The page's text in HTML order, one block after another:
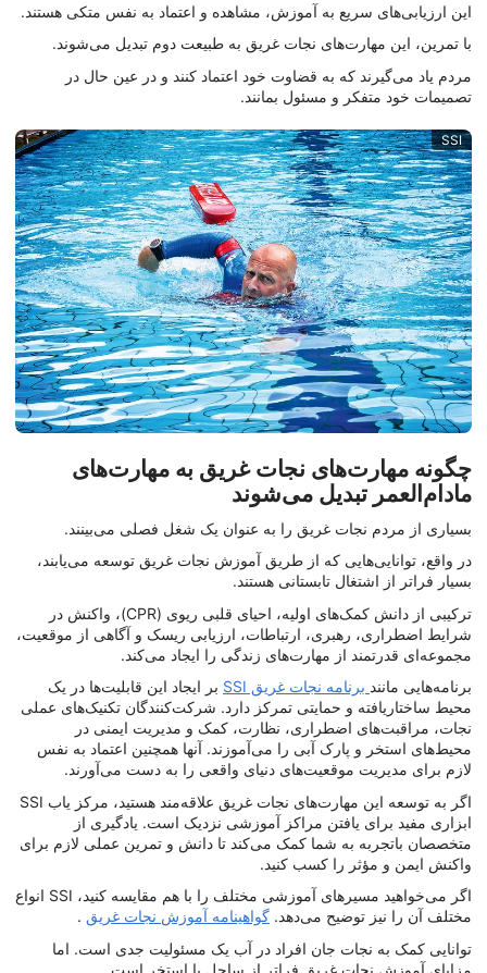
این ارزیابی‌های سریع به آموزش، مشاهده و اعتماد به نفس متکی هستند.
با تمرین، این مهارت‌های نجات غریق به طبیعت دوم تبدیل می‌شوند.
مردم یاد می‌گیرند که به قضاوت خود اعتماد کنند و در عین حال در
تصمیمات خود متفکر و مسئول بمانند.
SSI
چگونه مهارت‌های نجات غریق به مهارت‌های
مادام‌العمر تبدیل می‌شوند
بسیاری از مردم نجات غریق را به عنوان یک شغل فصلی می‌بینند.
در واقع، توانایی‌هایی که از طریق آموزش نجات غریق توسعه می‌یابند،
بسیار فراتر از اشتغال تابستانی هستند.
ترکیبی از دانش کمک‌های اولیه، احیای قلبی ریوی (CPR)، واکنش در
شرایط اضطراری، رهبری، ارتباطات، ارزیابی ریسک و آگاهی از موقعیت،
مجموعه‌ای قدرتمند از مهارت‌های زندگی را ایجاد می‌کند.
برنامه‌هایی مانند برنامه نجات غریق SSI
بر ایجاد این قابلیت‌ها در یک
محیط ساختاریافته و حمایتی تمرکز دارد. شرکت‌کنندگان تکنیک‌های عملی
نجات، مراقبت‌های اضطراری، نظارت، کمک و مدیریت ایمنی در
محیط‌های استخر و پارک آبی را می‌آموزند. آنها همچنین اعتماد به نفس
لازم برای مدیریت موقعیت‌های دنیای واقعی را به دست می‌آورند.
اگر به توسعه این مهارت‌های نجات غریق علاقه‌مند هستید، مرکز یاب SSI
ابزاری مفید برای یافتن مراکز آموزشی نزدیک است. یادگیری از
متخصصان باتجربه به شما کمک می‌کند تا دانش و تمرین عملی لازم برای
واکنش ایمن و مؤثر را کسب کنید.
اگر می‌خواهید مسیرهای آموزشی مختلف را با هم مقایسه کنید، SSI انواع
مختلف آن را نیز توضیح می‌دهد. گواهینامه آموزش نجات غریق .
توانایی کمک به نجات جان افراد در آب یک مسئولیت جدی است. اما
مزایای آموزش نجات غریق فراتر از ساحل یا استخر است.